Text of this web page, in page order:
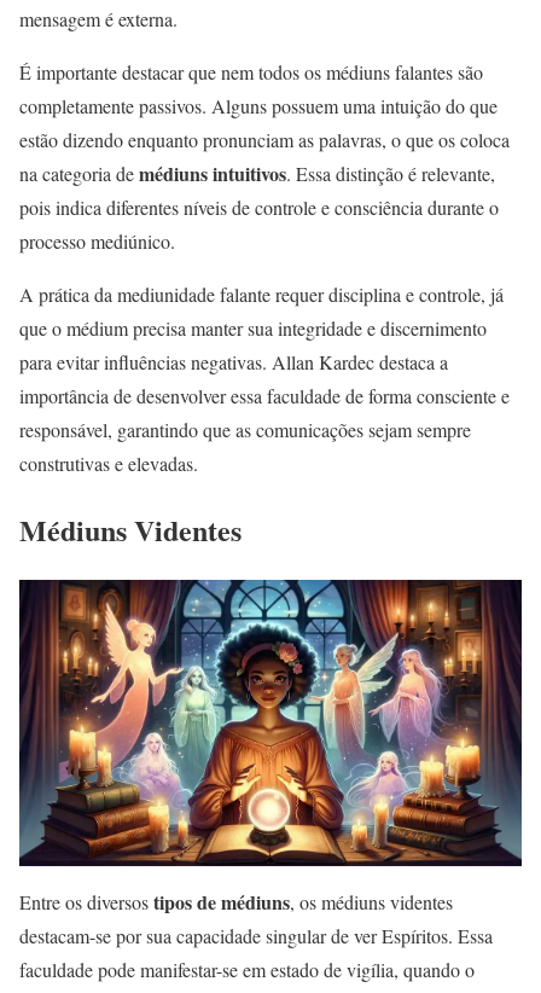
mensagem é externa.
É importante destacar que nem todos os médiuns falantes são
completamente passivos. Alguns possuem uma intuição do que
estão dizendo enquanto pronunciam as palavras, o que os coloca
na categoria demédiuns intuitivos. Essa distinção é relevante,
pois indica diferentes níveis de controle e consciência durante o
processo mediúnico.
A prática da mediunidade falante requer disciplina e controle, já
que o médium precisa manter sua integridade e discernimento
para evitar influências negativas. Allan Kardec destaca a
importância de desenvolver essa faculdade de forma consciente e
responsável, garantindo que as comunicações sejam sempre
construtivas e elevadas.
Médiuns Videntes
Entre os diversostipos de médiuns, os médiuns videntes
destacam-se por sua capacidade singular de ver Espíritos. Essa
faculdade pode manifestar-se em estado de vigília, quando o